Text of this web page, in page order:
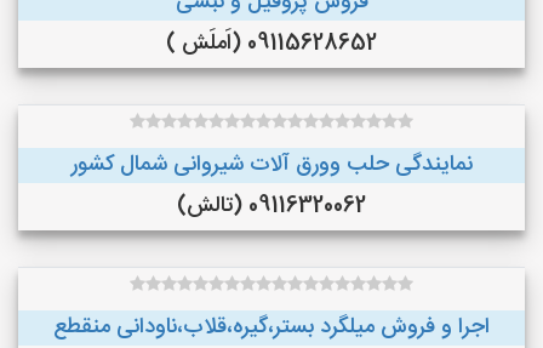
09115628652 (اَملَش )
نمایندگی حلب وورق آلات شیروانی شمال کشور
09116320062 (تالش)
اجرا و فروش میلگرد بستر،گیره،قلاب،ناودانی منقطع